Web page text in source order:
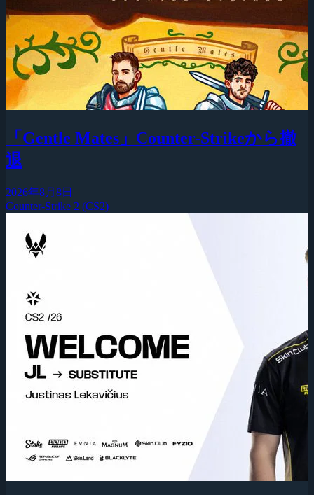
「Gentle Mates」Counter-Strikeから撤
退
2026年8月8日
Counter-Strike 2 (CS2)